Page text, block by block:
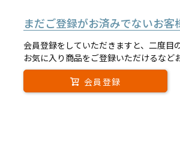
まだご登録がお済みでないお客
会員登録をしていただきますと、二度目
お気に入り商品をご登録いただけるなど
会員登録